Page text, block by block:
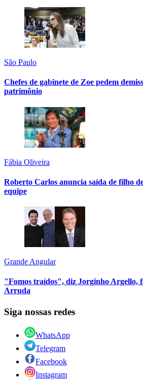
São Paulo
Chefes de gabinete de Zoe pedem
patrimônio
Fábia Oliveira
Roberto Carlos anuncia saída de filho
equipe
Grande Angular
"Fomos traídos", diz Jorginho Argello,
Arruda
Siga nossas redes
WhatsApp
Telegram
Facebook
Instagram